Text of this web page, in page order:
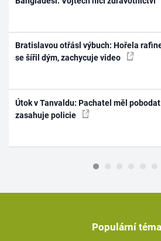
Bratislavou otřásl výbuch: Hořela
se šířil dým, zachycuje video
Útok v Tanvaldu: Pachatel měl
zasahuje policie
Populární